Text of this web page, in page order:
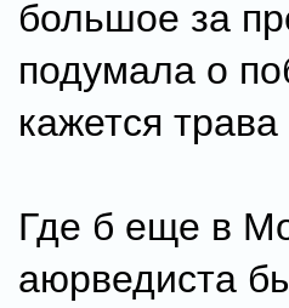
большое за
подумала о
кажется
Где б еще в
аюрведиста